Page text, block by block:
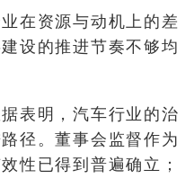
在资源与动机上的差
设的推进节奏不够均
表明，汽车行业的治
径。董事会监督作为
性已得到普遍确立；